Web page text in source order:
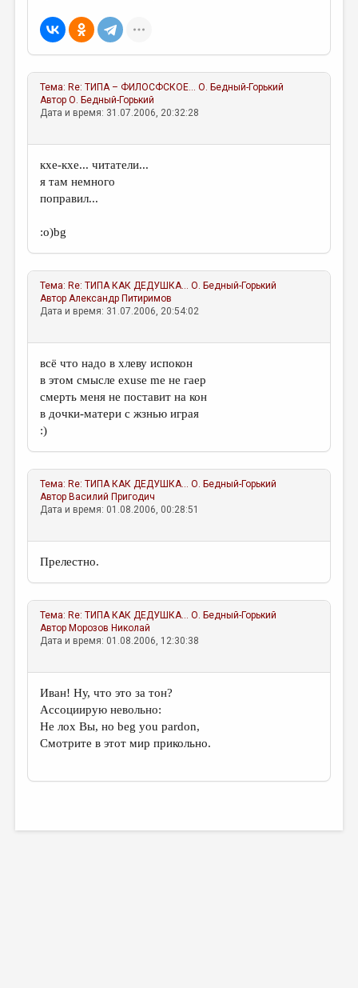
Тема:Re: ТИПА – ФИЛОСФСКОЕ…
О. Бедный-Горький
АвторО. Бедный-Горький
Дата и время: 31.07.2006, 20:32:28
кхе-кхе... читатели...
я там немного
поправил...
:о)bg
Тема:Re: ТИПА КАК ДЕДУШКА...
О. Бедный-Горький
Автор Александр Питиримов
Дата и время: 31.07.2006, 20:54:02
всё что надо в хлеву испокон
в этом смысле exuse me не гаер
смерть меня не поставит на кон
в дочки-матери с жзнью играя
:)
Тема:Re: ТИПА КАК ДЕДУШКА...
О. Бедный-Горький
АвторВасилий Пригодич
Дата и время: 01.08.2006, 00:28:51
Прелестно.
Тема:Re: ТИПА КАК ДЕДУШКА...
О. Бедный-Горький
АвторМорозов Николай
Дата и время: 01.08.2006, 12:30:38
Иван! Ну, что это за тон?
Ассоциирую невольно:
Не лох Вы, но beg you pardon,
Смотрите в этот мир прикольно.